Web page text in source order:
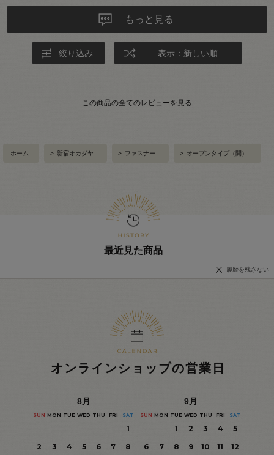
もっと見る
絞り込み 表示：新しい順
この商品の全てのレビューを見る
ホーム > 新宿オカダヤ > ファスナー > オープンタイプ（開）
最近見た商品
履歴を残さない
オンラインショップの営業日
8月
SUN MON TUE WED THU FRI SAT
1
2
3 4 5 6 7
8
9月
SUN MON TUE WED THU FRI SAT
1 2 3 4
5
6
7 8 9 10 11
12